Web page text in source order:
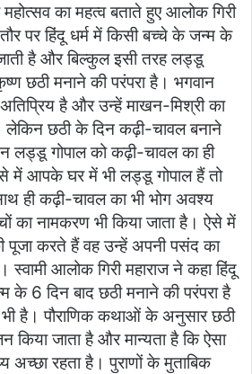
का महत्व बताते हुए आलोक गिरी
पर हिंदू धर्म में किसी बच्चे के जन्म के
है और बिल्कुल इसी तरह लड्डू
छठी मनाने की परंपरा है। भगवान
है और उन्हें माखन-मिश्री का
लेकिन छठी के दिन कढ़ी-चावल बनाने
लड्डू गोपाल को कढ़ी-चावल का ही
में आपके घर में भी लड्डू गोपाल हैं तो
ही कढ़ी-चावल का भी भोग अवश्य
का नामकरण भी किया जाता है। ऐसे में
पूजा करते हैं वह उन्हें अपनी पसंद का
आलोक गिरी महाराज ने कहा हिंदू
के 6 दिन बाद छठी मनाने की परंपरा है
है। पौराणिक कथाओं के अनुसार छठी
किया जाता है और मान्यता है कि ऐसा
अच्छा रहता है। पुराणों के मुताबिक